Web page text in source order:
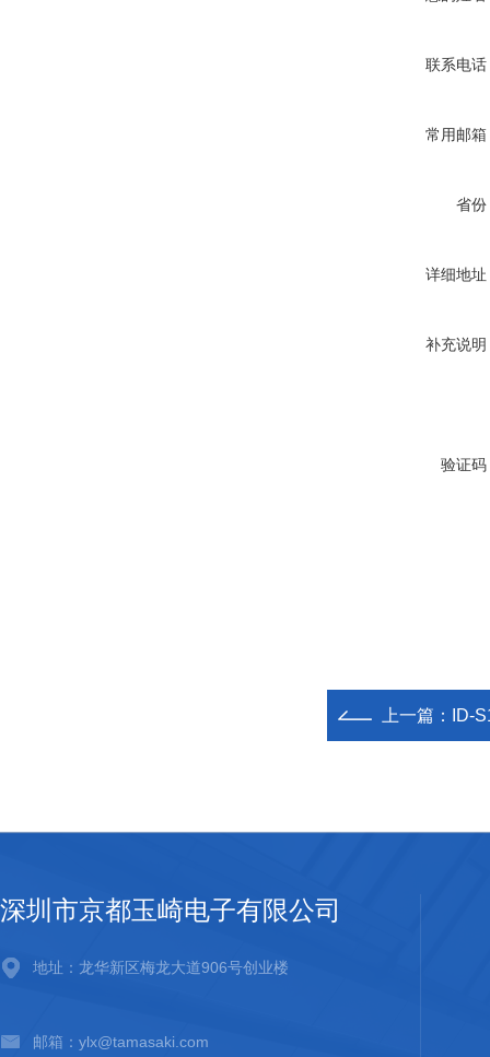
联系电话
常用邮箱
省份
详细地址
补充说明
验证码
上一篇： ID-
深圳市京都玉崎电子有限公司
地址：龙华新区梅龙大道906号创业楼
邮箱：ylx@tamasaki.com